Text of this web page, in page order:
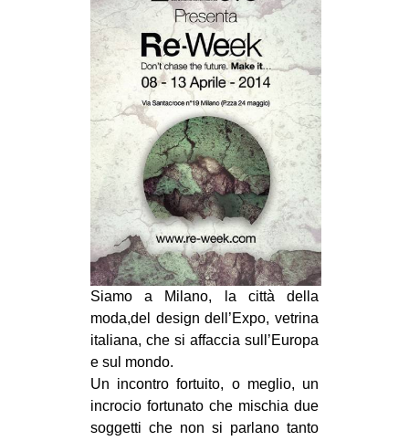
ANTIFASCISMO
DIRITTO ALL’ABITARE
GENERI
MIGRAZIONI
PRECARIATO
REPRESSIONE
STUDENTI
CULTURE
ARTE
CINEMA
MANIFESTI
RECENSIONI
INTERNAZIONALE
Siamo a Milano, la città della
moda,del design dell’Expo, vetrina
italiana, che si affaccia sull’Europa
e sul mondo.
Un incontro fortuito, o meglio, un
incrocio fortunato che mischia due
soggetti che non si parlano tanto